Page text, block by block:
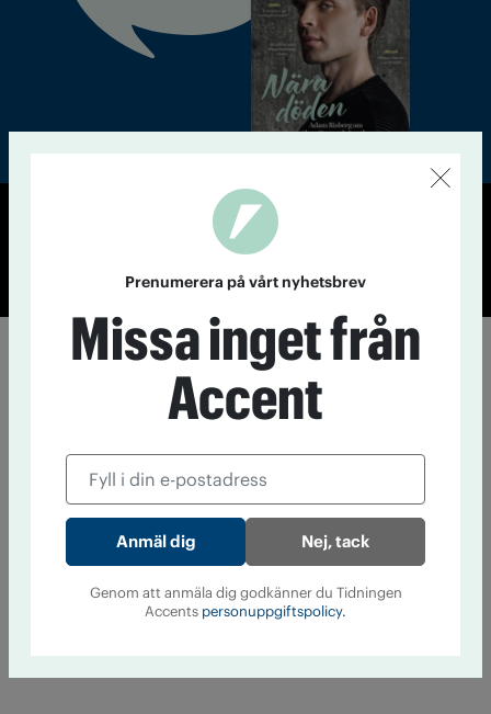
© Tidningen Accent 2026
Prenumerera på vårt nyhetsbrev
Missa inget från
Accent
Nej, tack
Genom att anmäla dig godkänner du Tidningen
Accents personuppgiftspolicy.